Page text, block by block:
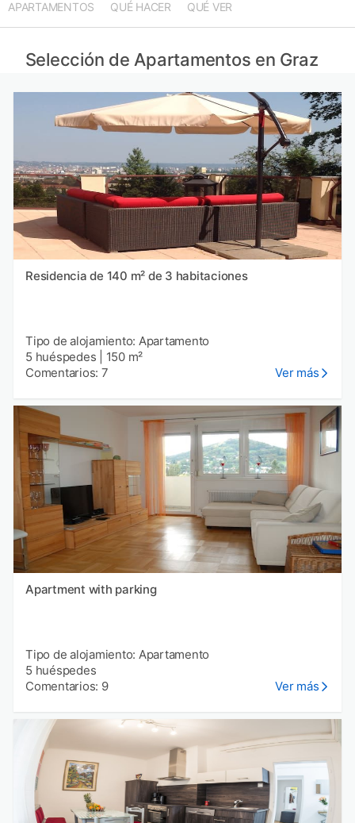
APARTAMENTOS QUÉ HACER QUÉ VER
Selección de Apartamentos en Graz
Residencia de 140 m² de 3 habitaciones
Tipo de alojamiento: Apartamento
5 huéspedes
150 m²
Comentarios: 7
Ver más
Apartment with parking
Tipo de alojamiento: Apartamento
5 huéspedes
Comentarios: 9
Ver más